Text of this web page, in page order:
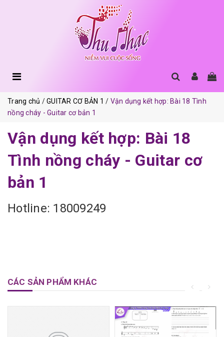
Trang chủ GUITAR CƠ BẢN 1
Vận dụng kết hợp: Bài 18 Tình
nồng cháy - Guitar cơ bản 1
Vận dụng kết hợp: Bài 18
Tình nồng cháy - Guitar cơ
bản 1
Hotline: 18009249
CÁC SẢN PHẨM KHÁC